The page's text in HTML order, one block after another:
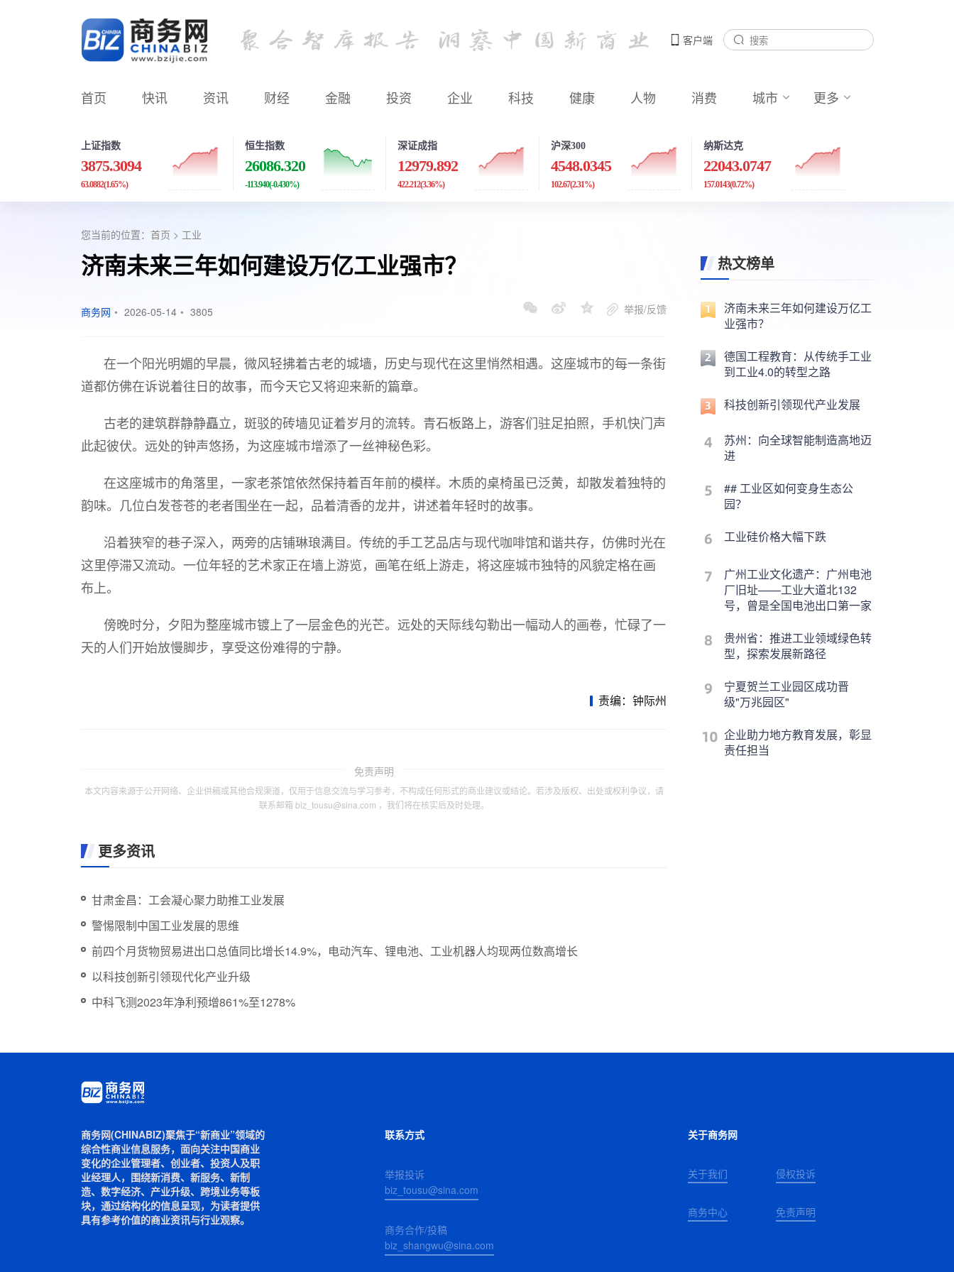
客户端
首页 快讯 资讯 财经 金融 投资 企业 科技 健康 人物 消费 城市 更多
上证指数
3875.3094
63.0882(1.65%)
恒生指数
26086.320
-113.940(-0.430%)
深证成指
12979.892
422.212(3.36%)
沪深300
4548.0345
102.67(2.31%)
纳斯达克
22043.0747
157.0143(0.72%)
您当前的位置： 首页 > 工业
济南未来三年如何建设万亿工业强市？
商务网 • 2026-05-14 • 3805 举报/反馈
在一个阳光明媚的早晨，微风轻拂着古老的城墙，历史与现代在这里悄然相遇。这座城市的每一条街
道都仿佛在诉说着往日的故事，而今天它又将迎来新的篇章。
古老的建筑群静静矗立，斑驳的砖墙见证着岁月的流转。青石板路上，游客们驻足拍照，手机快门声
此起彼伏。远处的钟声悠扬，为这座城市增添了一丝神秘色彩。
在这座城市的角落里，一家老茶馆依然保持着百年前的模样。木质的桌椅虽已泛黄，却散发着独特的
韵味。几位白发苍苍的老者围坐在一起，品着清香的龙井，讲述着年轻时的故事。
沿着狭窄的巷子深入，两旁的店铺琳琅满目。传统的手工艺品店与现代咖啡馆和谐共存，仿佛时光在
这里停滞又流动。一位年轻的艺术家正在墙上游览，画笔在纸上游走，将这座城市独特的风貌定格在画
布上。
傍晚时分，夕阳为整座城市镀上了一层金色的光芒。远处的天际线勾勒出一幅动人的画卷，忙碌了一
天的人们开始放慢脚步，享受这份难得的宁静。
责编：钟际州
免责声明
本文内容来源于公开网络、企业供稿或其他合规渠道，仅用于信息交流与学习参考，不构成任何形式的商业建议或结论。若涉及版权、出处或权利争议，请
联系邮箱 biz_tousu@sina.com ，我们将在核实后及时处理。
更多资讯
甘肃金昌：工会凝心聚力助推工业发展
警惕限制中国工业发展的思维
前四个月货物贸易进出口总值同比增长14.9%，电动汽车、锂电池、工业机器人均现两位数高增长
以科技创新引领现代化产业升级
中科飞测2023年净利预增861%至1278%
热文榜单
济南未来三年如何建设万亿工
业强市？
德国工程教育：从传统手工业
到工业4.0的转型之路
科技创新引领现代产业发展
苏州：向全球智能制造高地迈
进
## 工业区如何变身生态公
园？
工业硅价格大幅下跌
广州工业文化遗产：广州电池
厂旧址——工业大道北132
号，曾是全国电池出口第一家
贵州省：推进工业领域绿色转
型，探索发展新路径
宁夏贺兰工业园区成功晋
级"万兆园区"
企业助力地方教育发展，彰显
责任担当
商务网(CHINABIZ)聚焦于“新商业”领域的
综合性商业信息服务，面向关注中国商业
变化的企业管理者、创业者、投资人及职
业经理人，围绕新消费、新服务、新制
造、数字经济、产业升级、跨境业务等板
块，通过结构化的信息呈现，为读者提供
具有参考价值的商业资讯与行业观察。
联系方式
举报投诉
biz_tousu@sina.com
商务合作/投稿
biz_shangwu@sina.com
关于商务网
关于我们 侵权投诉
商务中心 免责声明